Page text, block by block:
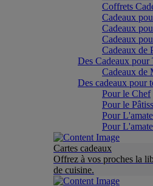
Coffrets
Cadeaux
Cadeaux
Cadeaux
Cadeaux de
Des Cadeaux pour
Cadeaux de
Des cadeaux pour
Pour le Chef
Pour le
Pour
Pour
Cartes cadeaux
Offrez à vos proches la
de cuisine.